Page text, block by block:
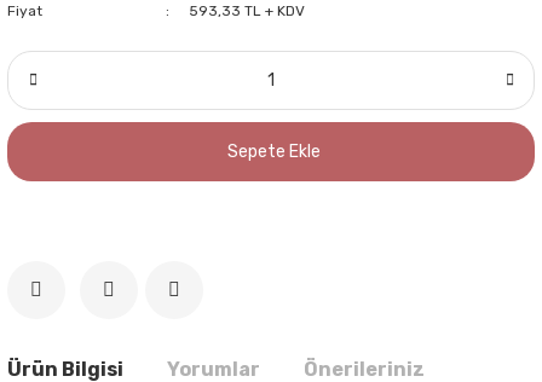
Fiyat
593,33 TL + KDV
Sepete Ekle
Ürün Bilgisi Yorumlar Önerileriniz